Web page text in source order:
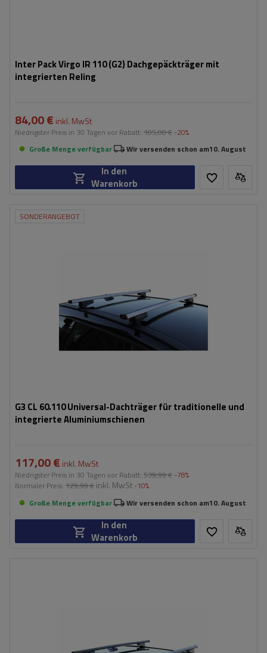
Inter Pack Virgo IR 110 (G2) Dachgepäckträger mit
integrierten Reling
84,00 € inkl. MwSt
Niedrigster Preis in 30 Tagen vor Rabatt: 105,00 € -20%
Große Menge verfügbar
Wir versenden schon am10. August
In den
Warenkorb
SONDERANGEBOT
G3 CL 60.110 Universal-Dachträger für traditionelle und
integrierte Aluminiumschienen
117,00 € inkl. MwSt
Niedrigster Preis in 30 Tagen vor Rabatt: 539,99 € -78%
Normaler Preis: 129,99 € inkl. MwSt -10%
Große Menge verfügbar
Wir versenden schon am10. August
In den
Warenkorb